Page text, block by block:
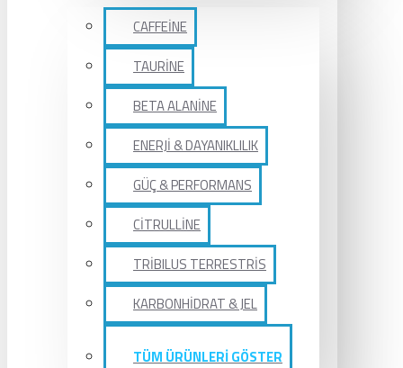
CAFFEİNE
TAURİNE
BETA ALANİNE
ENERJİ & DAYANIKLILIK
GÜÇ & PERFORMANS
CİTRULLİNE
TRİBILUS TERRESTRİS
KARBONHİDRAT & JEL
TÜM ÜRÜNLERİ GÖSTER